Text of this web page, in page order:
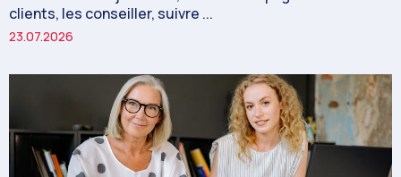
clients, les conseiller, suivre ...
23.07.2026